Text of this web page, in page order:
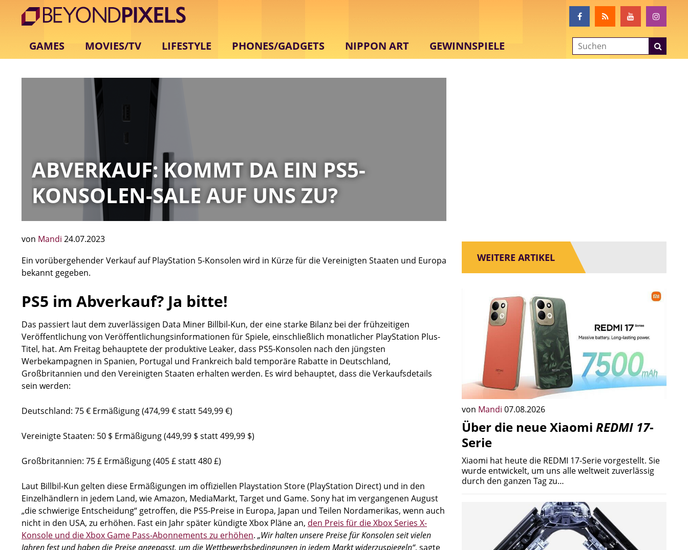
GAMES MOVIES/TV LIFESTYLE PHONES/GADGETS NIPPON ART GEWINNSPIELE
ABVERKAUF: KOMMT DA EIN PS5-
KONSOLEN-SALE AUF UNS ZU?
von Mandi 24.07.2023
Ein vorübergehender Verkauf auf PlayStation 5-Konsolen wird in Kürze für die Vereinigten Staaten und Europa
bekannt gegeben.
PS5 im Abverkauf? Ja bitte!
Das passiert laut dem zuverlässigen Data Miner Billbil-Kun, der eine starke Bilanz bei der frühzeitigen
Veröffentlichung von Veröffentlichungsinformationen für Spiele, einschließlich monatlicher PlayStation Plus-
Titel, hat. Am Freitag behauptete der produktive Leaker, dass PS5-Konsolen nach den jüngsten
Werbekampagnen in Spanien, Portugal und Frankreich bald temporäre Rabatte in Deutschland,
Großbritannien und den Vereinigten Staaten erhalten werden. Es wird behauptet, dass die Verkaufsdetails
sein werden:
Deutschland: 75 € Ermäßigung (474,99 € statt 549,99 €)
Vereinigte Staaten: 50 $ Ermäßigung (449,99 $ statt 499,99 $)
Großbritannien: 75 £ Ermäßigung (405 £ statt 480 £)
Laut Billbil-Kun gelten diese Ermäßigungen im offiziellen Playstation Store (PlayStation Direct) und in den
Einzelhändlern in jedem Land, wie Amazon, MediaMarkt, Target und Game. Sony hat im vergangenen August
„die schwierige Entscheidung“ getroffen, die PS5-Preise in Europa, Japan und Teilen Nordamerikas, wenn auch
nicht in den USA, zu erhöhen. Fast ein Jahr später kündigte Xbox Pläne an, den Preis für die Xbox Series X-
Konsole und die Xbox Game Pass-Abonnements zu erhöhen. „Wir halten unsere Preise für Konsolen seit vielen
Jahren fest und haben die Preise angepasst, um die Wettbewerbsbedingungen in jedem Markt widerzuspiegeln“, sagte
WEITERE ARTIKEL
von Mandi 07.08.2026
Über die neue Xiaomi REDMI 17-
Serie
Xiaomi hat heute die REDMI 17-Serie vorgestellt. Sie
wurde entwickelt, um uns alle weltweit zuverlässig
durch den ganzen Tag zu…